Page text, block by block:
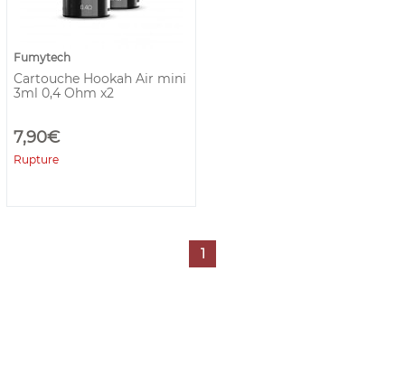
Fumytech
Cartouche Hookah Air mini
3ml 0,4 Ohm x2
7,90€
Rupture
1